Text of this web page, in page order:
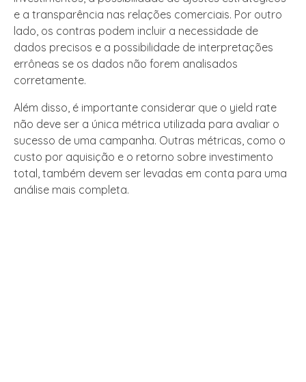
e a transparência nas relações comerciais. Por outro
lado, os contras podem incluir a necessidade de
dados precisos e a possibilidade de interpretações
errôneas se os dados não forem analisados
corretamente.
Além disso, é importante considerar que o yield rate
não deve ser a única métrica utilizada para avaliar o
sucesso de uma campanha. Outras métricas, como o
custo por aquisição e o retorno sobre investimento
total, também devem ser levadas em conta para uma
análise mais completa.